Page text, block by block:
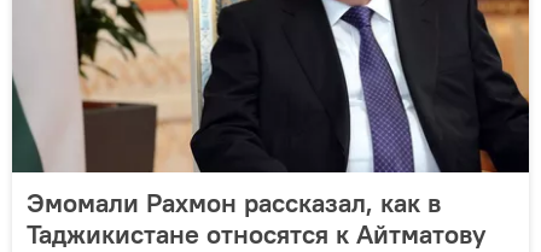
Эмомали Рахмон рассказал, как в
Таджикистане относятся к Айтматову